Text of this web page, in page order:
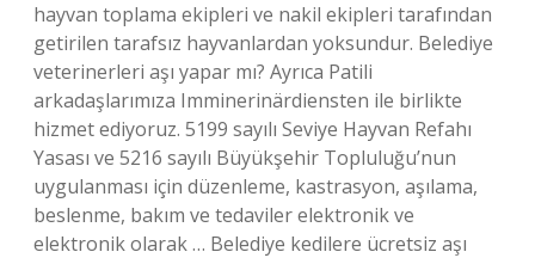
hayvan toplama ekipleri ve nakil ekipleri tarafından
getirilen tarafsız hayvanlardan yoksundur. Belediye
veterinerleri aşı yapar mı? Ayrıca Patili
arkadaşlarımıza Imminerinärdiensten ile birlikte
hizmet ediyoruz. 5199 sayılı Seviye Hayvan Refahı
Yasası ve 5216 sayılı Büyükşehir Topluluğu’nun
uygulanması için düzenleme, kastrasyon, aşılama,
beslenme, bakım ve tedaviler elektronik ve
elektronik olarak … Belediye kedilere ücretsiz aşı